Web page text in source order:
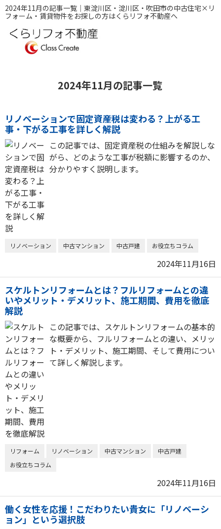
2024年11月の記事一覧｜東淀川区・淀川区・吹田市の中古住宅×リ
フォーム・賃貸物件をお探しの方はくらリフォ不動産へ
2024年11月の記事一覧
リノベーションで固定資産税は変わる？上がる工
事・下がる工事を詳しく解説
この記事では、固定資産税の仕組みを解説しな
がら、どのような工事が税額に影響するのか、
分かりやすく説明します。
リノベーション 中古マンション 中古戸建 お役立ちコラム
2024年11月16日
スケルトンリフォームとは？フルリフォームとの違
いやメリット・デメリット、施工期間、費用を徹底
解説
この記事では、スケルトンリフォームの基本的
な概要から、フルリフォームとの違い、メリッ
ト・デメリット、施工期間、そして費用につい
て詳しく解説します。
リフォーム リノベーション 中古マンション
中古戸建
お役立ちコラム
2024年11月16日
働く女性を応援！こだわりたい貴女に「リノベーシ
ョン」という選択肢